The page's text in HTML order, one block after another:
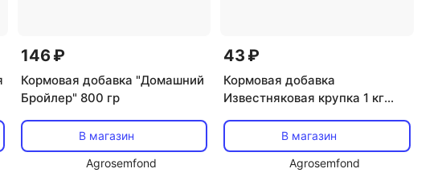
146 ₽
Кормовая добавка "Домашний
Бройлер" 800 гр
В магазин
Agrosemfond
43 ₽
Кормовая добавка
Известняковая крупка 1 кг
В магазин
Agrosemfond